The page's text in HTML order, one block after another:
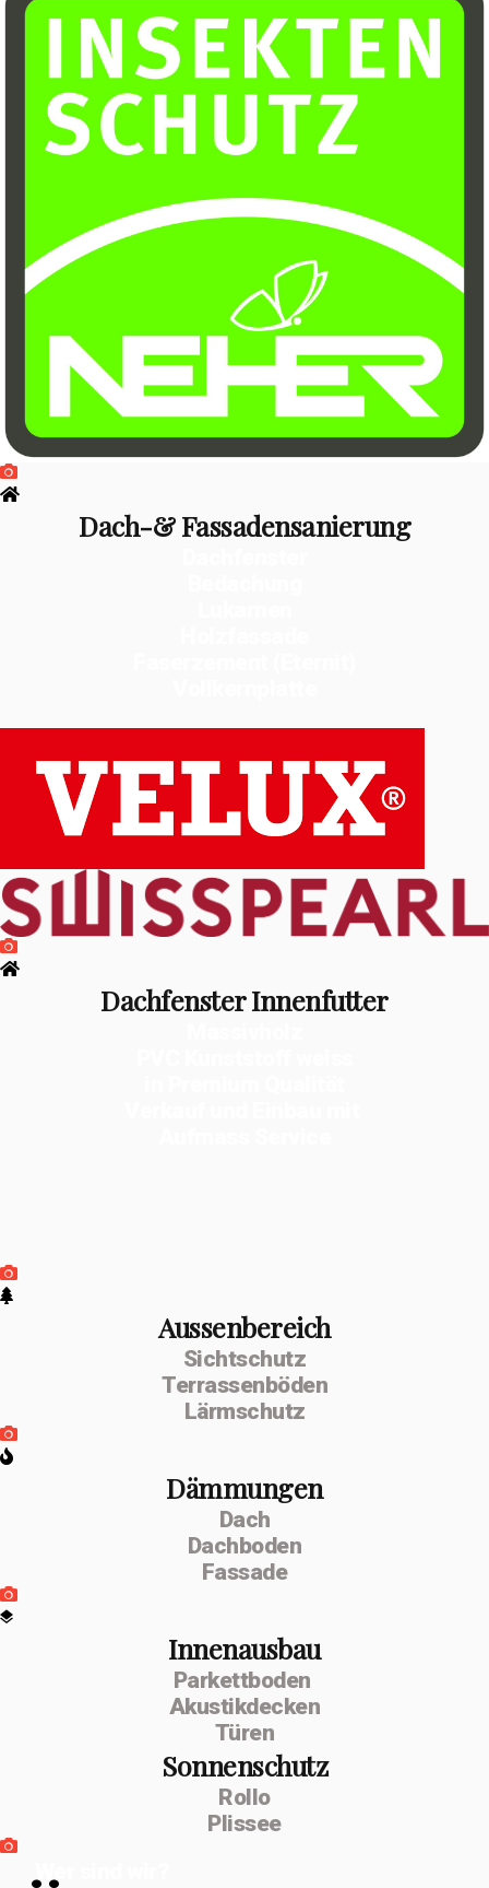
Dach-& Fassadensanierung
Dachfenster Innenfutter
Aussenbereich
Sichtschutz
Terrassenböden
Lärmschutz
Dämmungen
Dach
Dachboden
Fassade
Innenausbau
Parkettboden
Akustikdecken
Türen
Sonnenschutz
Rollo
Plissee